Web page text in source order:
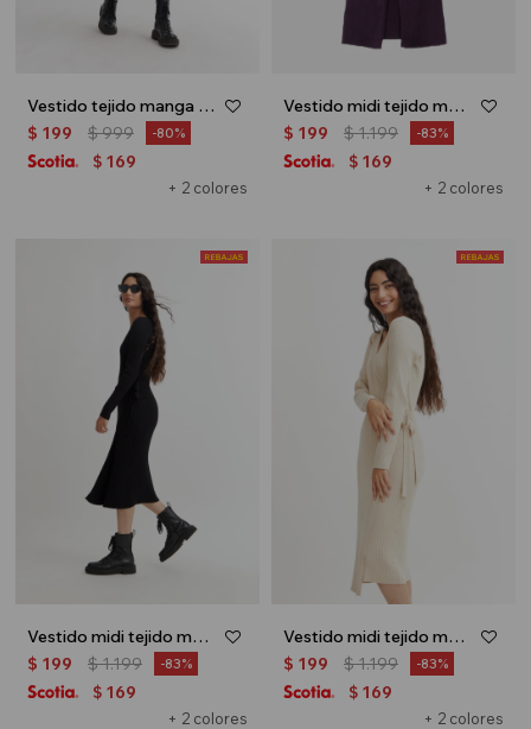
Vestido tejido manga larga - Rosa
+ 2 colores
$ 199 $999 80
$ 169
Vestido midi tejido manga larga - Lila
+ 2 colores
$ 199 $1.199 83
$ 169
Vestido midi tejido manga larga - Negro
+ 2 colores
$ 199 $1.199 83
$ 169
Vestido midi tejido manga larga - Beige
+ 2 colores
$ 199 $1.199 83
$ 169